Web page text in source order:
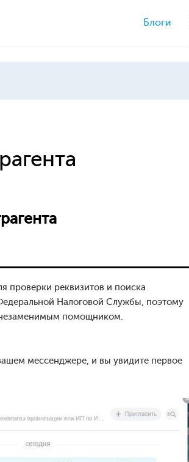
Блоги
проверки реквизитов и поиска
Налоговой Службы, поэтому
незаменимым помощником.
мессенджере, и вы увидите первое